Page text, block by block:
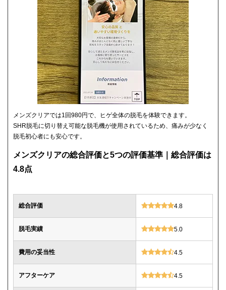
メンズクリアでは1回980円で、ヒゲ全体の脱毛を体験できます。
SHR脱毛に切り替え可能な脱毛機が使用されているため、痛みが少なく
脱毛初心者にも安心です。
メンズクリアの総合評価と5つの評価基準｜総合評価は
4.8点
総合評価 4.8
脱毛実績 5.0
費用の妥当性 4.5
アフターケア 4.5